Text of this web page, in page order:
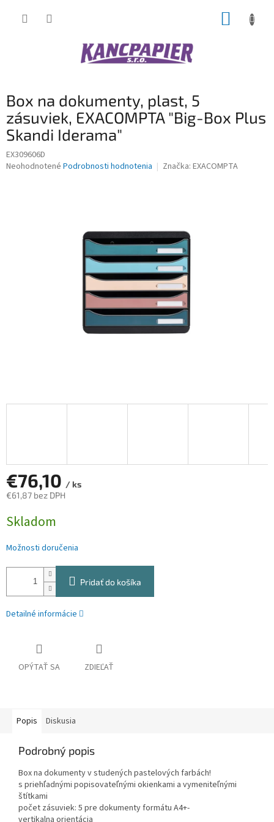
Box na dokumenty, plast, 5
zásuviek, EXACOMPTA "Big-Box Plus
Skandi Iderama"
EX309606D
Priemerné
Neohodnotené Podrobnosti hodnotenia Značka: EXACOMPTA
€76,10 / ks
€61,87 bez DPH
cena:
Skladom
Možnosti doručenia
Pridať do košíka
Detailné informácie
OPÝTAŤ SA ZDIEĽAŤ
Popis Diskusia
Podrobný popis
Box na dokumenty v studených pastelových farbách!
s priehľadnými popisovateľnými okienkami a vymeniteľnými
štítkami
počet zásuviek: 5 pre dokumenty formátu A4+-